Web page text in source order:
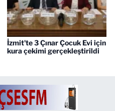
İzmit'te 3 Çınar Çocuk Evi için
kura çekimi gerçekleştirildi